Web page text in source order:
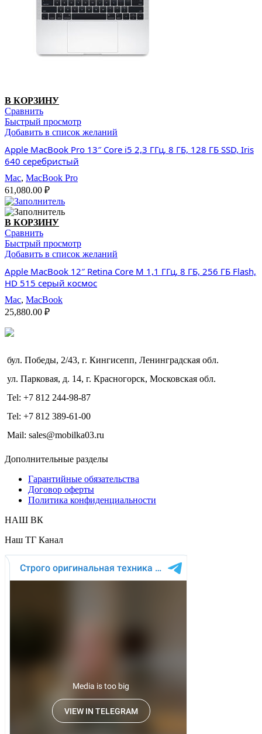
В КОРЗИНУ
Сравнить
Быстрый просмотр
Добавить в список желаний
Apple MacBook Pro 13″ Core i5 2,3 ГГц, 8 ГБ, 128 ГБ SSD, Iris
640 серебристый
Mac, MacBook Pro
61,080.00 ₽
В КОРЗИНУ
Сравнить
Быстрый просмотр
Добавить в список желаний
Apple MacBook 12″ Retina Core M 1,1 ГГц, 8 ГБ, 256 ГБ Flash,
HD 515 серый космос
Mac, MacBook
25,880.00 ₽
бул. Победы, 2/43, г. Кингисепп, Ленинградская обл.
ул. Парковая, д. 14, г. Красногорск, Московская обл.
Tel: +7 812 244-98-87
Tel: +7 812 389-61-00
Mail: sales@mobilka03.ru
Дополнительные разделы
Гарантийные обязательства
Договор оферты
Политика конфиденциальности
НАШ ВК
Наш ТГ Канал